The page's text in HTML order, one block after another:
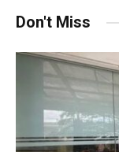
Don't Miss